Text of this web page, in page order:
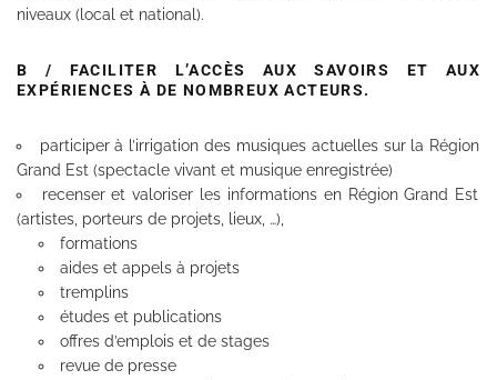
niveaux (local et national).
B / FACILITER L’ACCÈS AUX SAVOIRS ET AUX
EXPÉRIENCES À DE NOMBREUX ACTEURS.
participer à l’irrigation des musiques actuelles sur la Région
Grand Est (spectacle vivant et musique enregistrée)
recenser et valoriser les informations en Région Grand Est
(artistes, porteurs de projets, lieux, …),
formations
aides et appels à projets
tremplins
études et publications
offres d’emplois et de stages
revue de presse